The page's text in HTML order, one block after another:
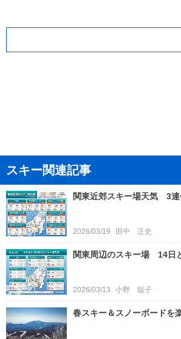
スキー関連記事
関東近郊スキー場天気 3
2026/03/19 田中 正史
関東周辺のスキー場 14日
2026/03/13 小野 聡子
春スキー＆スノーボードを